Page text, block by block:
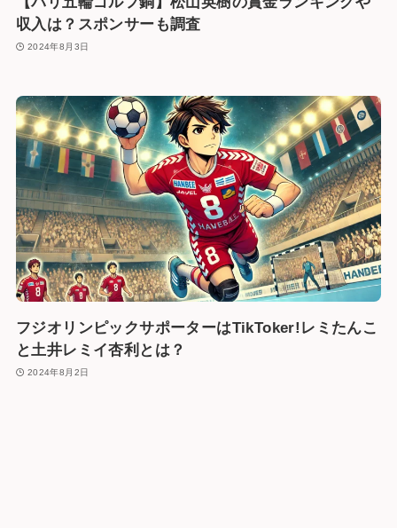
収入は？スポンサーも調査
2024年8月3日
フジオリンピックサポーターはTikToker!レミたんこ
と土井レミイ杏利とは？
2024年8月2日